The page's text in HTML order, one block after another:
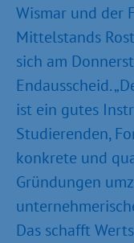
Wismar und der
Mittelstands
sich am
Endausscheid.
ist ein gutes
Studierenden,
konkrete und
Gründungen
Das schafft